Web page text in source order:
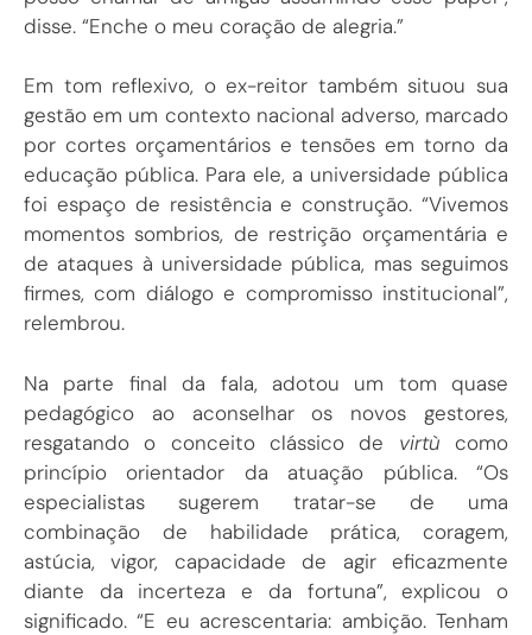
disse. “Enche o meu coração de alegria.”
Em tom reflexivo, o ex-reitor também situou sua
gestão em um contexto nacional adverso, marcado
por cortes orçamentários e tensões em torno da
educação pública. Para ele, a universidade pública
foi espaço de resistência e construção. “Vivemos
momentos sombrios, de restrição orçamentária e
de ataques à universidade pública, mas seguimos
firmes, com diálogo e compromisso institucional”,
relembrou.
Na parte final da fala, adotou um tom quase
pedagógico ao aconselhar os novos gestores,
resgatando o conceito clássico de virtù como
princípio orientador da atuação pública. “Os
especialistas sugerem tratar-se de uma
combinação de habilidade prática, coragem,
astúcia, vigor, capacidade de agir eficazmente
diante da incerteza e da fortuna”, explicou o
significado. “E eu acrescentaria: ambição. Tenham